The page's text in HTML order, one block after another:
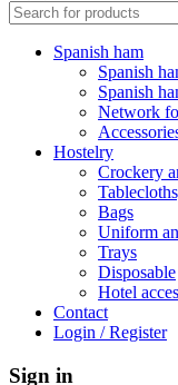
Spanish ham
Spanish
Spanish
Network
Hostelry
Crockery
Bags
Uniform
Trays
Disposable
Hotel
Contact
Login / Register
Sign in